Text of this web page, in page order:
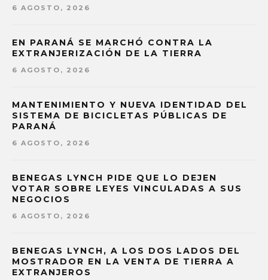
6 AGOSTO, 2026
EN PARANÁ SE MARCHÓ CONTRA LA
EXTRANJERIZACIÓN DE LA TIERRA
6 AGOSTO, 2026
MANTENIMIENTO Y NUEVA IDENTIDAD DEL
SISTEMA DE BICICLETAS PÚBLICAS DE
PARANÁ
6 AGOSTO, 2026
BENEGAS LYNCH PIDE QUE LO DEJEN
VOTAR SOBRE LEYES VINCULADAS A SUS
NEGOCIOS
6 AGOSTO, 2026
BENEGAS LYNCH, A LOS DOS LADOS DEL
MOSTRADOR EN LA VENTA DE TIERRA A
EXTRANJEROS